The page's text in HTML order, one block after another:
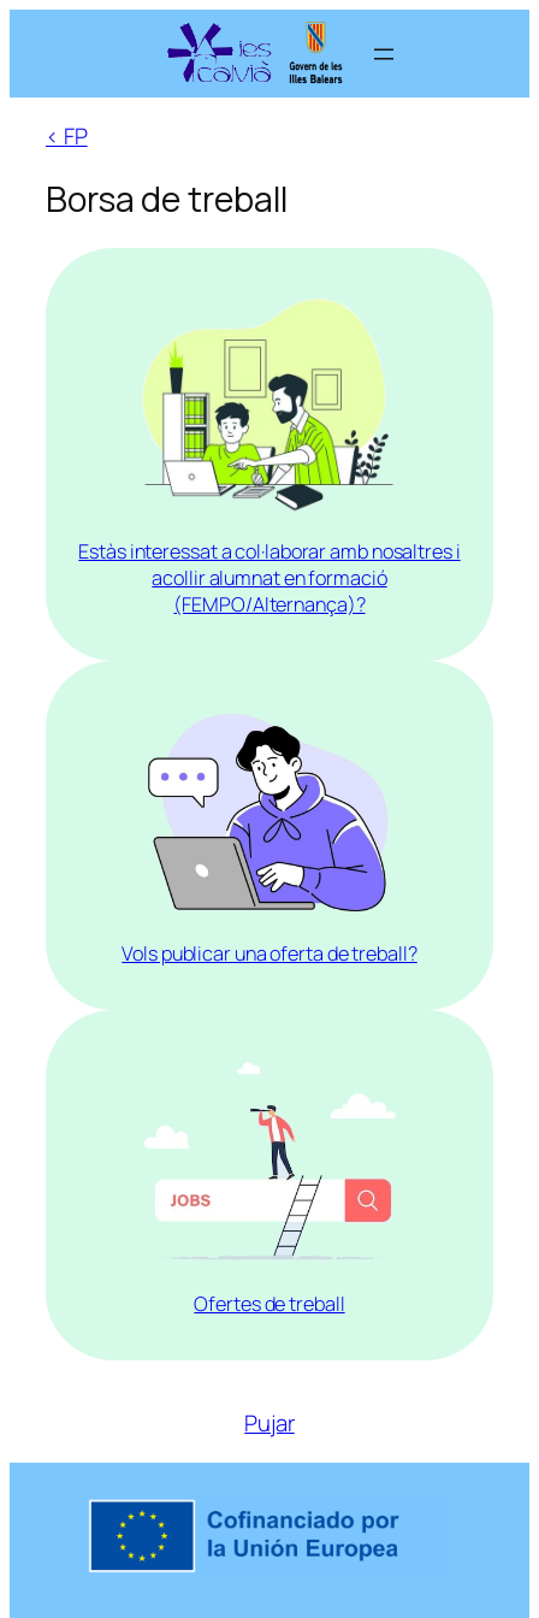
< FP
Borsa de treball
Estàs interessat a col·laborar amb nosaltres i
acollir alumnat en formació
(FEMPO/Alternança)?
Vols publicar una oferta de treball?
Ofertes de treball
Pujar